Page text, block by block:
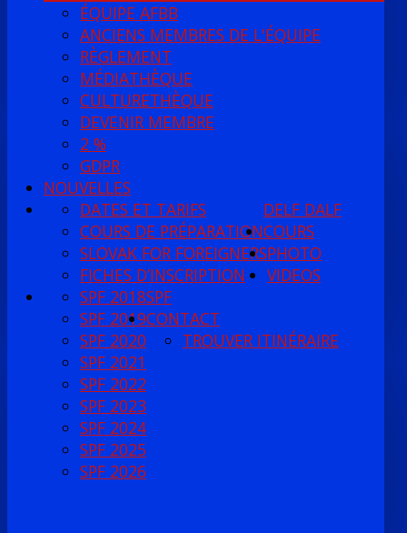
ÉQUIPE AFBB
ANCIENS MEMBRES DE L'ÉQUIPE
RÈGLEMENT
MÉDIATHÈQUE
CULTURETHÈQUE
DEVENIR MEMBRE
2 %
GDPR
NOUVELLES
DELF DALF
DATES ET TARIFS
COURS DE PRÉPARATIONCOURS
SLOVAK FOR FOREIGNERS
FICHES D’INSCRIPTION
PHOTO
VIDEOS
SPF
SPF 2018
SPF 2019
SPF 2020
SPF 2021
SPF 2022
SPF 2023
SPF 2024
SPF 2025
SPF 2026
CONTACT
TROUVER ITINÉRAIRE